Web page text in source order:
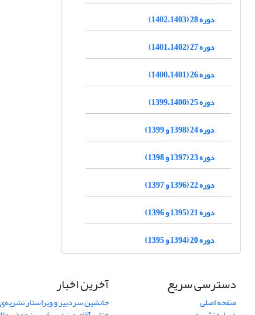
دوره 28 (1402،1403)
دوره 27 (1401،1402)
دوره 26 (1400،1401)
دوره 25 (1399،1400)
دوره 24 (1398 و 1399)
دوره 23 (1397 و 1398)
دوره 22 (1396 و 1397)
دوره 21 (1395 و 1396)
دوره 20 (1394 و 1395)
دسترسی سریع
صفحه اصلی
آخرین اخبار
جانشین سردبیر و ویراستار